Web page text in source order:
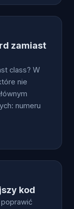
zamiast
class? W
nie
numeru
kod